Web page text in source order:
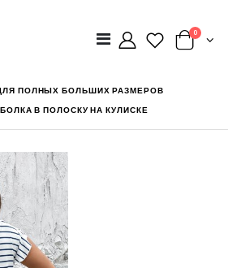
0
ПОЛНЫХ БОЛЬШИХ РАЗМЕРОВ
В ПОЛОСКУ НА КУЛИСКЕ